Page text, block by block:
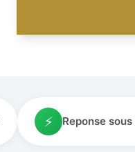
⚡ Reponse